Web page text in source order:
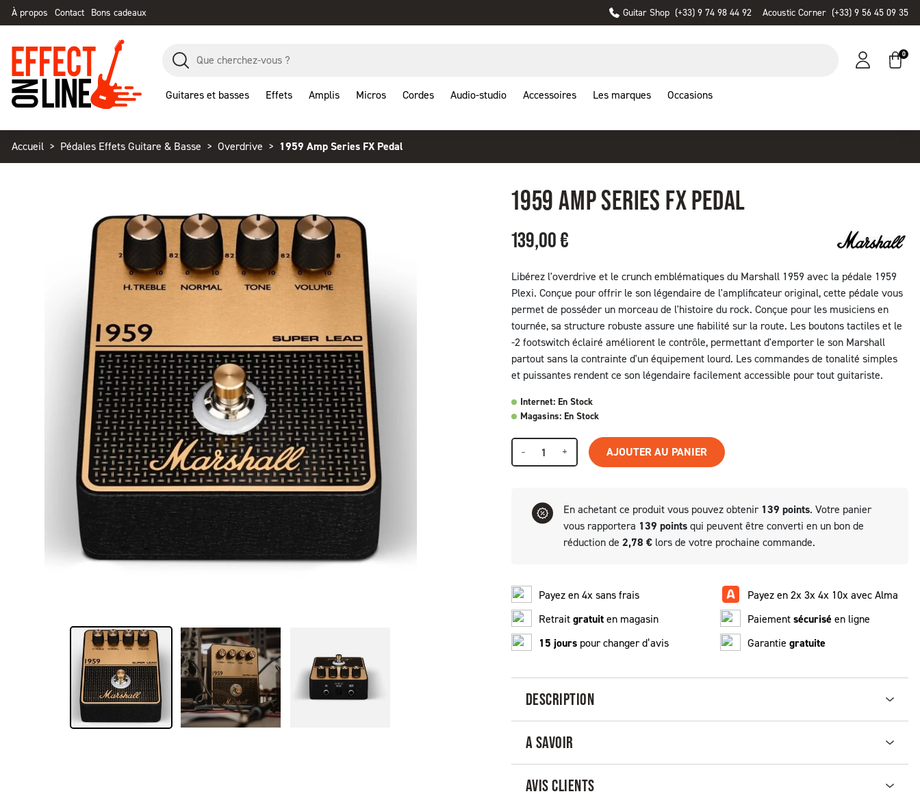
À propos Contact Bons cadeaux Guitar Shop (+33) 9 74 98 44 92 Acoustic Corner (+33) 9 56 45 09 35
0
Guitares et basses Effets Amplis Micros Cordes Audio-studio Accessoires Les marques Occasions
Accueil Pédales Effets Guitare & Basse Overdrive 1959 Amp Series FX Pedal
1959 AMP SERIES FX PEDAL
139,00 €
Libérez l'overdrive et le crunch emblématiques du Marshall 1959 avec la pédale 1959
Plexi. Conçue pour offrir le son légendaire de l'amplificateur original, cette pédale vous
permet de posséder un morceau de l'histoire du rock. Conçue pour les musiciens en
tournée, sa structure robuste assure une fiabilité sur la route. Les boutons tactiles et le
-2 footswitch éclairé améliorent le contrôle, permettant d'emporter le son Marshall
partout sans la contrainte d'un équipement lourd. Les commandes de tonalité simples
et puissantes rendent ce son légendaire facilement accessible pour tout guitariste.
Internet: En Stock
Magasins: En Stock
- + AJOUTER AU PANIER
En achetant ce produit vous pouvez obtenir 139 points. Votre panier
vous rapportera 139 pointsqui peuvent être converti en un bon de
réduction de 2,78 € lors de votre prochaine commande.
Payez en 4x sans frais
Payez en 2x 3x 4x 10x avec Alma
Retraitgratuiten magasin Paiementsécurisé en ligne
15 jours pour changer d’avis Garantie gratuite
DESCRIPTION
A SAVOIR
AVIS CLIENTS